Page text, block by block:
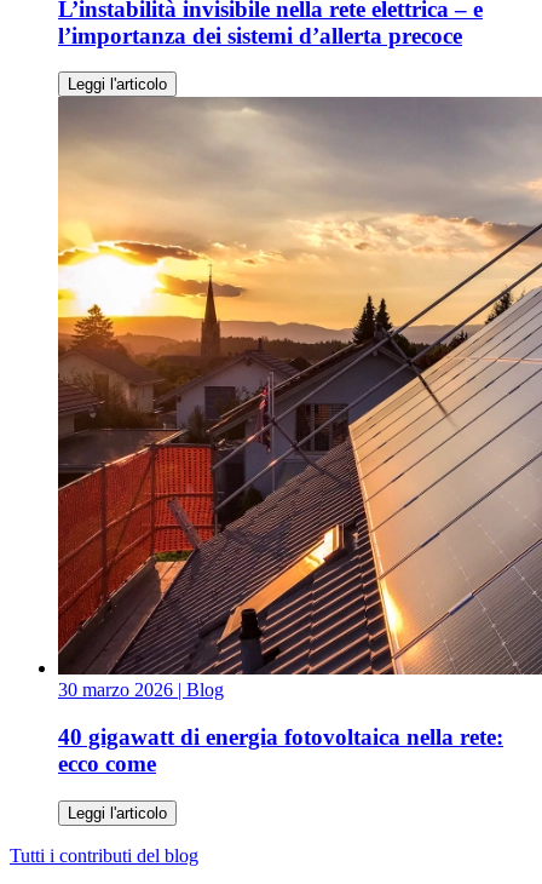
L’instabilità invisibile nella rete elettrica – e
l’importanza dei sistemi d’allerta precoce
Leggi l'articolo
30 marzo 2026 | Blog
40 gigawatt di energia fotovoltaica nella rete:
ecco come
Leggi l'articolo
Tutti i contributi del blog